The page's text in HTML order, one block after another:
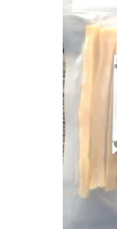
トリマーグッズ